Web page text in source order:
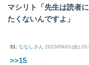
マシリト「先生は読者
たくないんですよ」
31: ななしさん 2023/09/01(金)
>>15